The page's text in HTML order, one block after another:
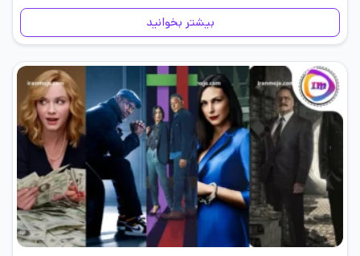
دلیل اصلی آن…
بیشتر بخوانید